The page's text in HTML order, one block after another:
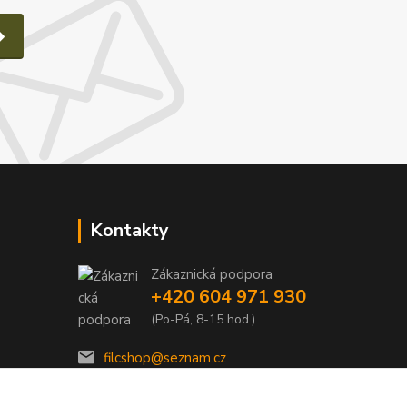
Kontakty
Zákaznická podpora
+420 604 971 930
(Po-Pá, 8-15 hod.)
filcshop@seznam.cz